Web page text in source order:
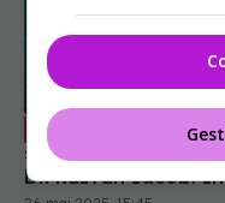
EXCLUSIV
sistemice cu
Dr. Răzvan Iacob: